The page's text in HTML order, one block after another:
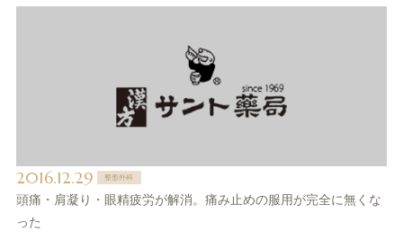
2016.12.29 整形外科
頭痛・肩凝り・眼精疲労が解消。痛み止めの服用が完全に無くな
った